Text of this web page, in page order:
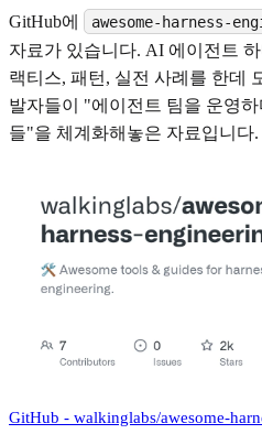
GitHub에 awesome-harness-
자료가 있습니다. AI 에이전트
랙티스, 패턴, 실전 사례를 한데
발자들이 "에이전트 팀을 운영
들"을 체계화해놓은 자료입니다.
GitHub - walkinglabs/awesome-